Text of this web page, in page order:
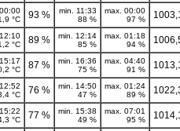
°C
93 %
min. 11:33
88 %
max. 00:00
97 %
°C
89 %
min. 12:14
85 %
max. 01:18
94 %
°C
87 %
min. 16:36
75 %
max. 04:40
91 %
°C
76 %
min. 14:50
47 %
max. 01:24
89 %
°C
77 %
min. 15:38
49 %
max. 07:01
95 %